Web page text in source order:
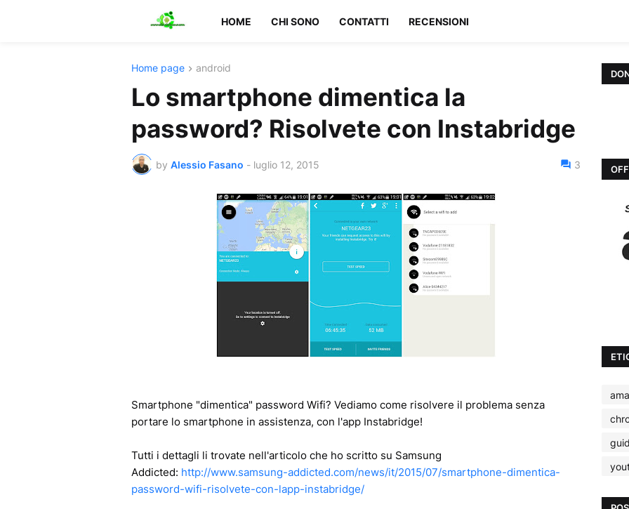
HOME CHI SONO CONTATTI RECENSIONI
Home page android
Lo smartphone dimentica la
password? Risolvete con Instabridge
by Alessio Fasano - luglio 12, 2015 3
Smartphone "dimentica" password Wifi? Vediamo come risolvere il problema senza
portare lo smartphone in assistenza, con l'app Instabridge!
Tutti i dettagli li trovate nell'articolo che ho scritto su Samsung
Addicted: http://www.samsung-addicted.com/news/it/2015/07/smartphone-dimentica-
password-wifi-risolvete-con-lapp-instabridge/